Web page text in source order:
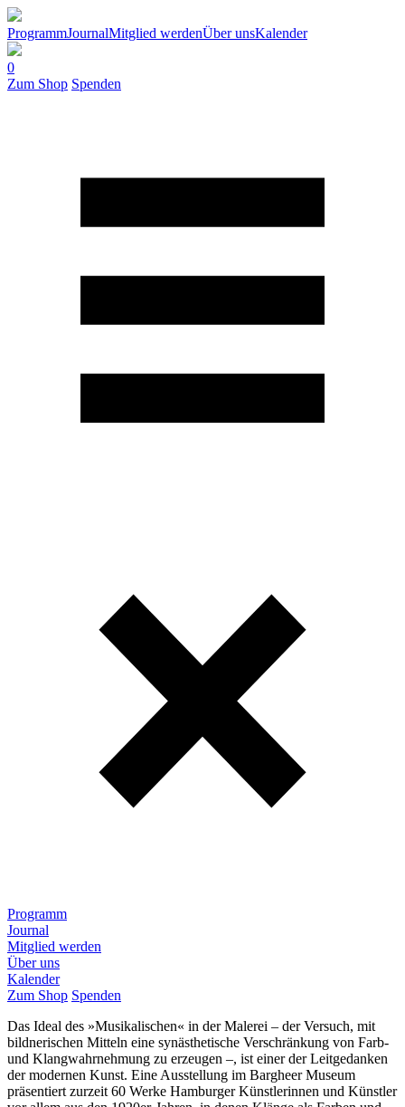
ProgrammJournalMitglied werdenÜber unsKalender
0
Zum Shop Spenden
Programm
Journal
Mitglied werden
Über uns
Kalender
Zum Shop Spenden
Das Ideal des »Musikalischen« in der Malerei – der Versuch, mit
bildnerischen Mitteln eine synästhetische Verschränkung von Farb-
und Klangwahrnehmung zu erzeugen –, ist einer der Leitgedanken
der modernen Kunst. Eine Ausstellung im Bargheer Museum
präsentiert zurzeit 60 Werke Hamburger Künstlerinnen und Künstler